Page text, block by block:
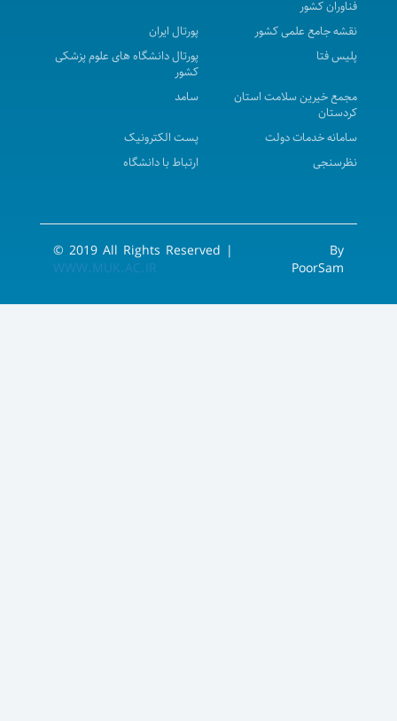
کشور
پورتال ایران
پورتال دانشگاه های علوم پزشکی
استان
سامد
پست الکترونیک
© 2019 All Rights Reserved |
WWW.MUK.AC.IR